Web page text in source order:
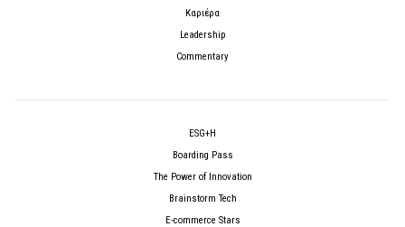
Καριέρα
Leadership
Commentary
ESG+H
Boarding Pass
The Power of Innovation
Brainstorm Tech
E-commerce Stars